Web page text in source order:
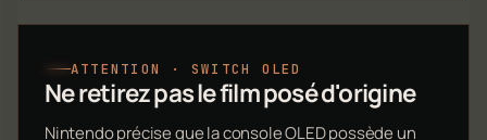
ATTENTION · SWITCH OLED
Ne retirez pas le film posé d'origine
Nintendo précise que la console OLED possède un